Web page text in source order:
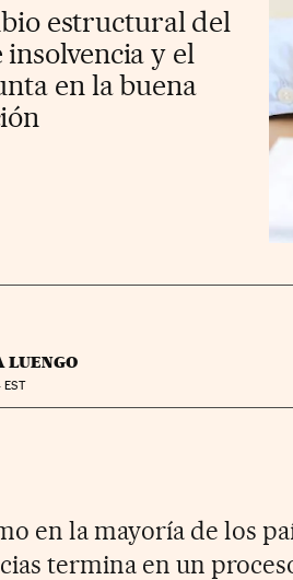
estructural del
y el
en la buena
LUENGO
EST
Twitter
Redes Sociales
en la mayoría de los
termina en un